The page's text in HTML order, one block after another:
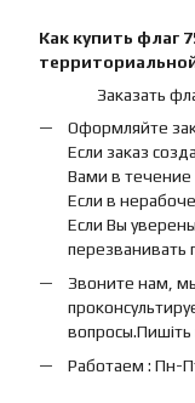
Как купить флаг
Заказать
Оформляйте
Если заказ
Вами в течение
Если в
Если Вы
перезванивать
Звоните нам,
Работаем : Пн-